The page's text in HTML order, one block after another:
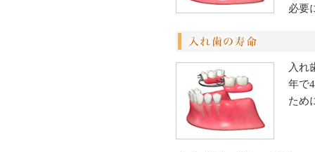
必要
入れ
年で
ため